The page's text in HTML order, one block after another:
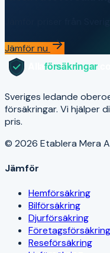
Jämför priser från
Jämför nu
Sveriges ledande
försäkringar. Vi hjälper
pris.
© 2026 Etablera Mera
Jämför
Hemförsäkring
Bilförsäkring
Djurförsäkring
Företagsförsäkring
Reseförsäkring